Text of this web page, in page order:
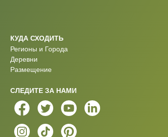
КУДА СХОДИТЬ
Регионы и Города
Деревни
Размещение
СЛЕДИТЕ ЗА НАМИ